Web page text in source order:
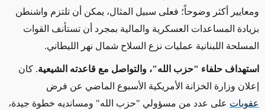
ومعايير أكثر وضوحاً؛ فعلى سبيل المثال، يمكن أن تلتزم واشنطن
بزيادة المساعدات العسكرية والمالية بمجرد أن تستأنف القوات
المسلحة اللبنانية عمليات نزع السلاح شمال نهر الليطاني.
استهداف حلفاء "حزب الله"، والتواصل مع قاعدته الشيعية. كان
إعلان وزارة الخزانة الأمريكية الأسبوع الماضي عن فرض
عقوبات على عدد من مسؤولي "حزب الله" ومسانديه خطوة جيدة،